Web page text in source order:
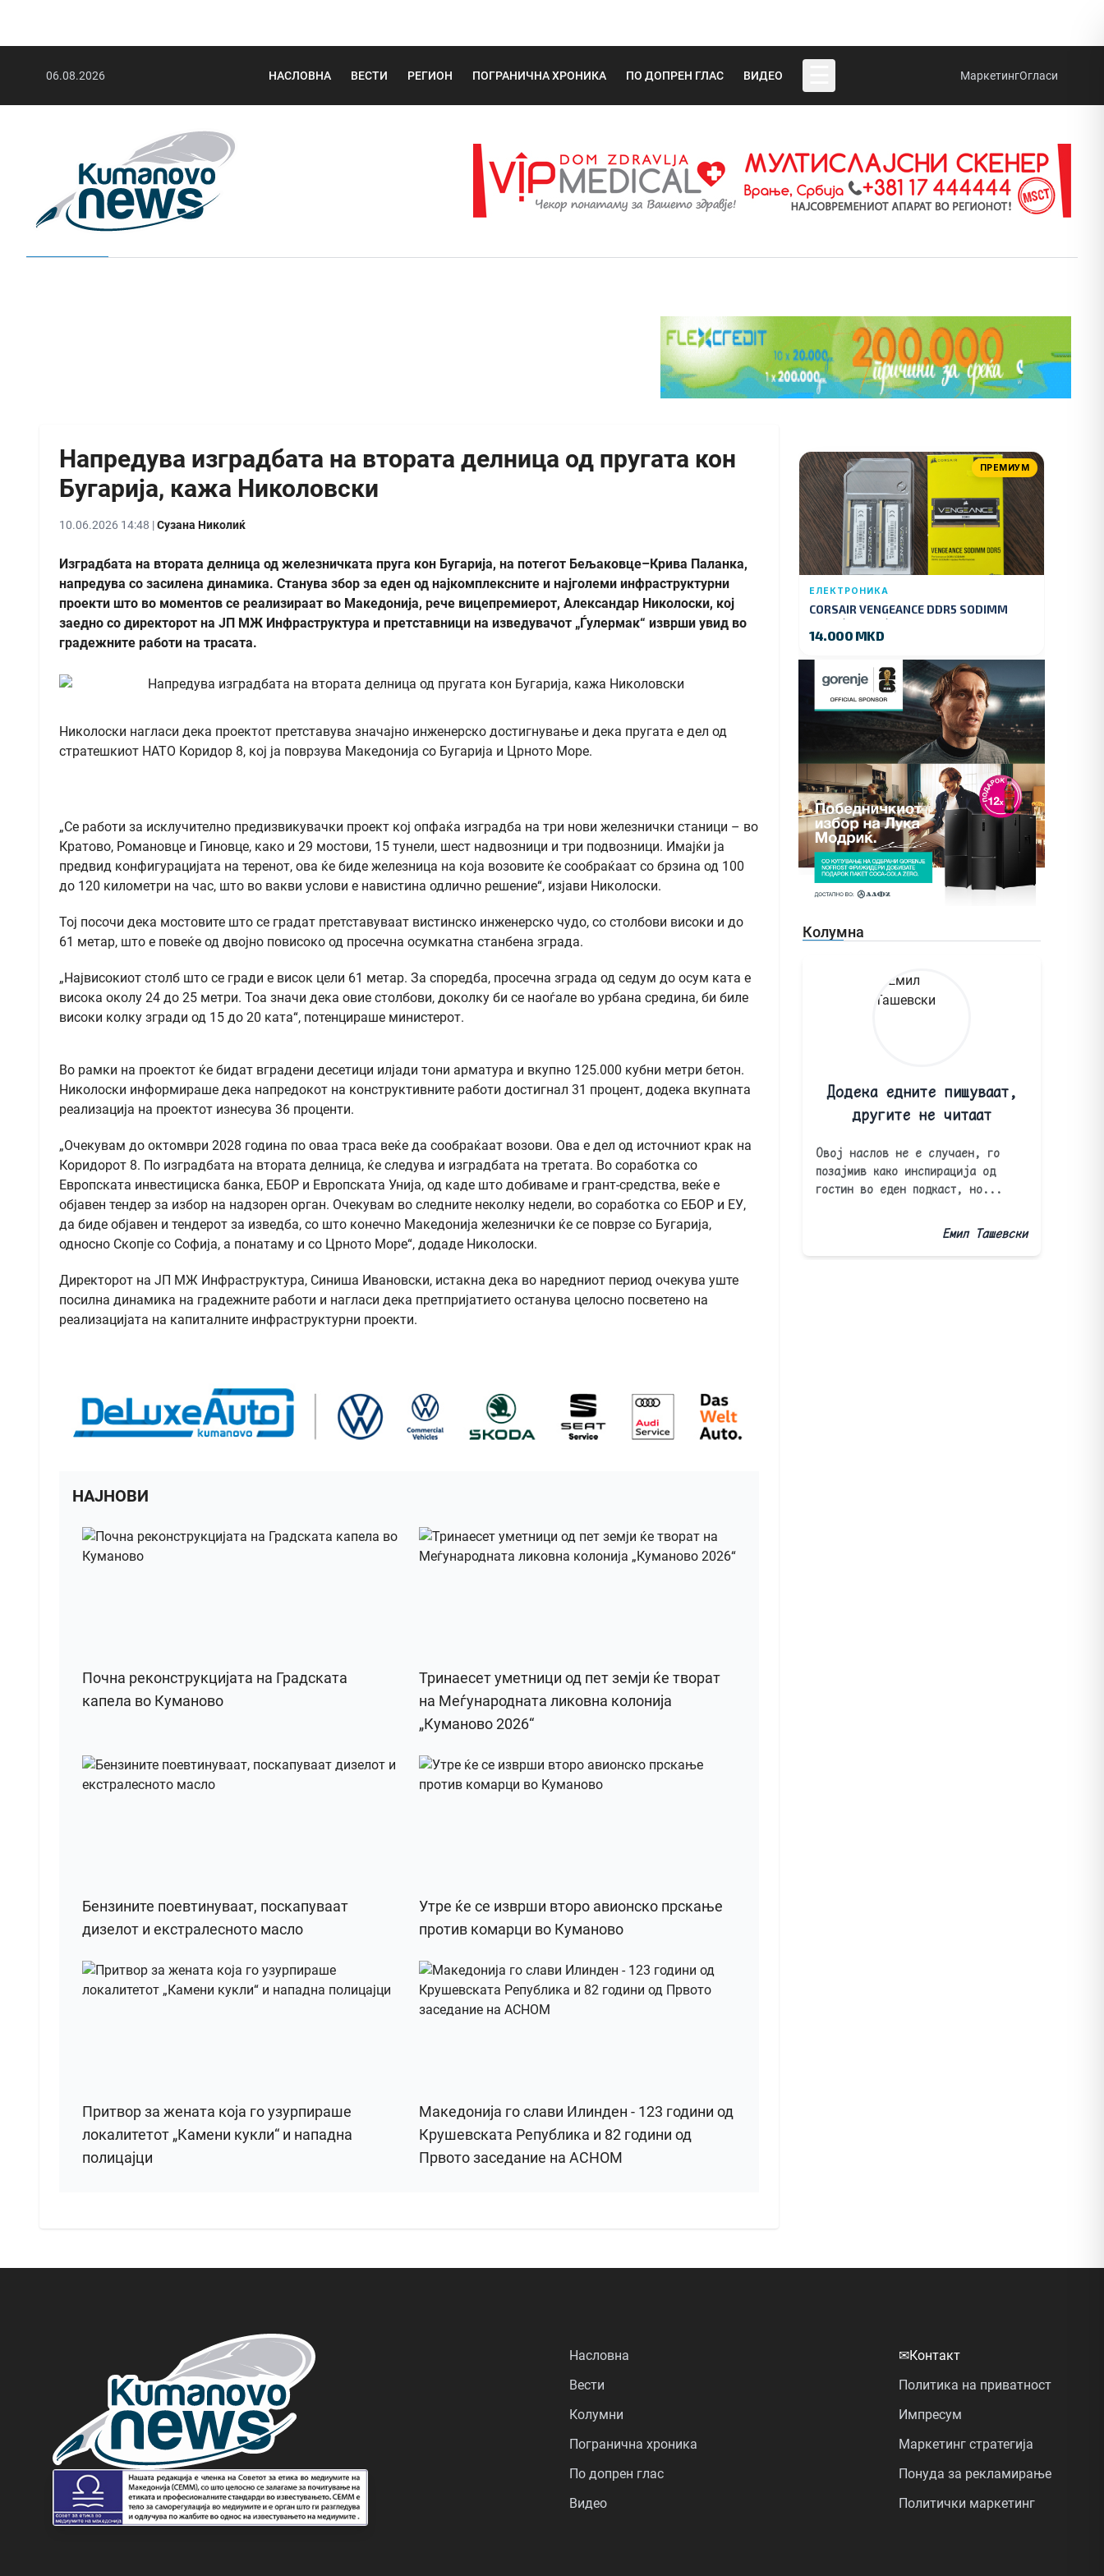
06.08.2026 НАСЛОВНА ВЕСТИ РЕГИОН ПОГРАНИЧНА ХРОНИКА ПО ДОПРЕН ГЛАС ВИДЕО МаркетингОгласи
Напредува изградбата на втората делница од пругата кон
Бугарија, кажа Николовски
10.06.2026 14:48 |Сузана Николиќ
Изградбата на втората делница од железничката пруга кон Бугарија, на потегот Бељаковце–Крива Паланка,
напредува со засилена динамика. Станува збор за еден од најкомплексните и најголеми инфраструктурни
проекти што во моментов се реализираат во Македонија, рече вицепремиерот, Александар Николоски, кој
заедно со директорот на ЈП МЖ Инфраструктура и претставници на изведувачот „Ѓулермак“ изврши увид во
градежните работи на трасата.
Николоски нагласи дека проектот претставува значајно инженерско достигнување и дека пругата е дел од
стратешкиот НАТО Коридор 8, кој ја поврзува Македонија со Бугарија и Црното Море.
„Се работи за исклучително предизвикувачки проект кој опфаќа изградба на три нови железнички станици – во
Кратово, Романовце и Гиновце, како и 29 мостови, 15 тунели, шест надвозници и три подвозници. Имајќи ја
предвид конфигурацијата на теренот, ова ќе биде железница на која возовите ќе сообраќаат со брзина од 100
до 120 километри на час, што во вакви услови е навистина одлично решение“, изјави Николоски.
Тој посочи дека мостовите што се градат претставуваат вистинско инженерско чудо, со столбови високи и до
61 метар, што е повеќе од двојно повисоко од просечна осумкатна станбена зграда.
„Највисокиот столб што се гради е висок цели 61 метар. За споредба, просечна зграда од седум до осум ката е
висока околу 24 до 25 метри. Тоа значи дека овие столбови, доколку би се наоѓале во урбана средина, би биле
високи колку згради од 15 до 20 ката“, потенцираше министерот.
Во рамки на проектот ќе бидат вградени десетици илјади тони арматура и вкупно 125.000 кубни метри бетон.
Николоски информираше дека напредокот на конструктивните работи достигнал 31 процент, додека вкупната
реализација на проектот изнесува 36 проценти.
„Очекувам до октомври 2028 година по оваа траса веќе да сообраќаат возови. Ова е дел од источниот крак на
Коридорот 8. По изградбата на втората делница, ќе следува и изградбата на третата. Во соработка со
Европската инвестициска банка, ЕБОР и Европската Унија, од каде што добиваме и грант-средства, веќе е
објавен тендер за избор на надзорен орган. Очекувам во следните неколку недели, во соработка со ЕБОР и ЕУ,
да биде објавен и тендерот за изведба, со што конечно Македонија железнички ќе се поврзе со Бугарија,
односно Скопје со Софија, а понатаму и со Црното Море“, додаде Николоски.
Директорот на ЈП МЖ Инфраструктура, Синиша Ивановски, истакна дека во наредниот период очекува уште
посилна динамика на градежните работи и нагласи дека претпријатието останува целосно посветено на
реализацијата на капиталните инфраструктурни проекти.
НАЈНОВИ
Почна реконструкцијата на Градската
капела во Куманово
Тринаесет уметници од пет земји ќе творат
на Меѓународната ликовна колонија
„Куманово 2026“
Бензините поевтинуваат, поскапуваат
дизелот и екстралесното масло
Утре ќе се изврши второ авионско прскање
против комарци во Куманово
Притвор за жената која го узурпираше
локалитетот „Камени кукли“ и нападна
полицајци
Македонија го слави Илинден - 123 години од
Крушевската Република и 82 години од
Првото заседание на АСНОМ
ПРЕМИУМ
ЕЛЕКТРОНИКА
CORSAIR VENGEANCE DDR5 SODIMM
32GB (2x16GB) DDR5 4800MT/s
14.000 MKD
Колумна
Додека едните пишуваат,
другите не читаат
Овој наслов не е случаен, го
позајмив како инспирација од
гостин во еден подкаст, но...
Емил Ташевски
Насловна
Вести
Колумни
Погранична хроника
По допрен глас
Видео
✉Контакт
Политика на приватност
Импресум
Маркетинг стратегија
Понуда за рекламирање
Политички маркетинг